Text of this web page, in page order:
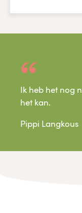
Ik heb het nog
het kan.
Pippi Langkous